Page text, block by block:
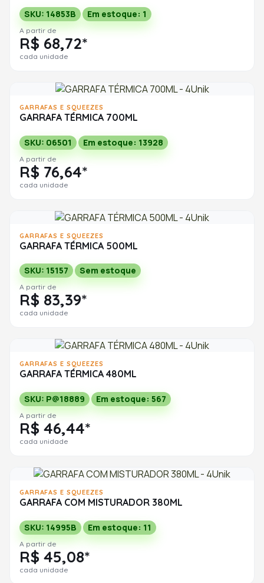
SKU: 14853B Em estoque: 1
A partir de
R$ 68,72*
cada unidade
GARRAFAS E SQUEEZES
GARRAFA TÉRMICA 700ML
SKU: 06501 Em estoque: 13928
A partir de
R$ 76,64*
cada unidade
GARRAFAS E SQUEEZES
GARRAFA TÉRMICA 500ML
SKU: 15157 Sem estoque
A partir de
R$ 83,39*
cada unidade
GARRAFAS E SQUEEZES
GARRAFA TÉRMICA 480ML
SKU: P@18889 Em estoque: 567
A partir de
R$ 46,44*
cada unidade
GARRAFAS E SQUEEZES
GARRAFA COM MISTURADOR 380ML
SKU: 14995B Em estoque: 11
A partir de
R$ 45,08*
cada unidade